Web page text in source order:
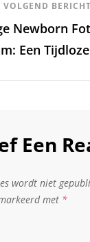
VOLGEND BERICHT
Newborn
Een
Een
wordt niet
met *